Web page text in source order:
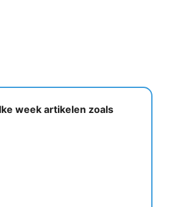
week artikelen zoals